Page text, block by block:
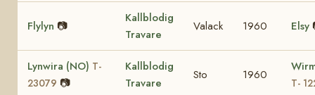
Flylyn 📷
Kallblodig
Travare
Valack 1960 Elsy
Lynwira (NO) T-
23079 📷
Kallblodig
Travare
Sto 1960
T-